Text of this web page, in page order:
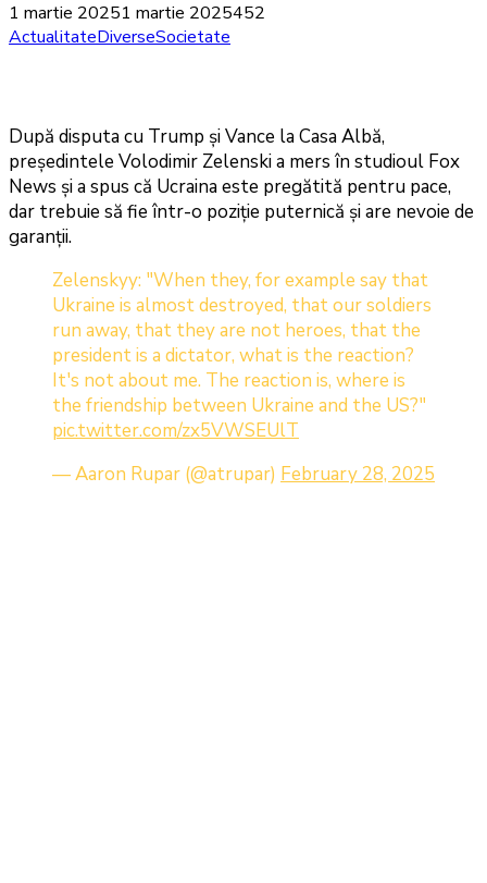
1 martie 20251 martie 2025452
ActualitateDiverseSocietate
După disputa cu Trump și Vance la Casa Albă,
președintele Volodimir Zelenski a mers în studioul Fox
News și a spus că Ucraina este pregătită pentru pace,
dar trebuie să fie într-o poziție puternică și are nevoie de
garanții.
Zelenskyy: "When they, for example say that
Ukraine is almost destroyed, that our soldiers
run away, that they are not heroes, that the
president is a dictator, what is the reaction?
It's not about me. The reaction is, where is
the friendship between Ukraine and the US?"
pic.twitter.com/zx5VWSEUlT
— Aaron Rupar (@atrupar) February 28, 2025